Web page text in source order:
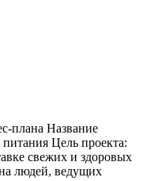
плана Название
Цель проекта:
свежих и здоровых
людей, ведущих